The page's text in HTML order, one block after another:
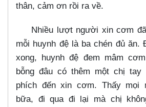
thân, cảm ơn rồi ra về.
Nhiều lượt người xin cơm
mỗi huynh đệ là ba chén đủ ăn.
xong, huynh đệ đem mâm
bỗng đâu có thêm một chị tay
phích đến xin cơm. Thấy mọi
bữa, đi qua đi lại mà chị